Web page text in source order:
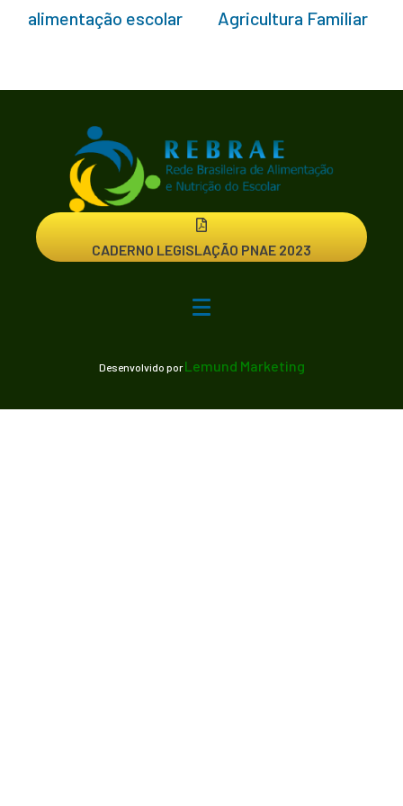
alimentação escolar
Agricultura Familiar
CADERNO LEGISLAÇÃO PNAE 2023
Desenvolvido por Lemund Marketing